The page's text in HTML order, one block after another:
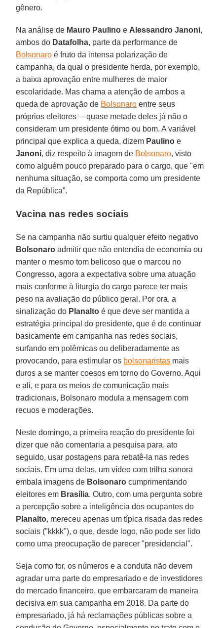
gênero.
Na análise de Mauro Paulino e Alessandro Janoni,
ambos do Datafolha, parte da performance de
Bolsonaro é fruto da intensa polarização de
campanha, da qual o presidente herda, por exemplo,
a baixa aprovação entre mulheres de maior
escolaridade. Mas chama a atenção de ambos a
queda de aprovação de Bolsonaro entre seus
próprios eleitores —quase metade deles já não o
consideram um presidente ótimo ou bom. A variável
principal que explica a queda, dizem Paulino e
Janoni, diz respeito à imagem de Bolsonaro, visto
como alguém pouco preparado para o cargo, que "em
nenhuma situação, se comporta como um presidente
da República”.
Vacina nas redes sociais
Se na campanha não surtiu qualquer efeito negativo
Bolsonaro admitir que não entendia de economia ou
manter o mesmo tom belicoso que o marcou no
Congresso, agora a expectativa sobre uma atuação
mais conforme à liturgia do cargo parece ter mais
peso na avaliação do público geral. Por ora, a
sinalização do Planalto é que deve ser mantida a
estratégia principal do presidente, que é de continuar
basicamente em campanha nas redes sociais,
surfando em polêmicas ou deliberadamente as
provocando, para estimular os bolsonaristas mais
duros a se manter coesos em torno do Governo. Aqui
e ali, e para os meios de comunicação mais
tradicionais, Bolsonaro modula a mensagem com
recuos e moderações.
Neste domingo, a primeira reação do presidente foi
dizer que não comentaria a pesquisa para, ato
seguido, usar postagens para rebatê-la nas redes
sociais. Em uma delas, um vídeo com trilha sonora
embala imagens de Bolsonaro cumprimentando
eleitores em Brasília. Outro, com uma pergunta sobre
a percepção sobre a inteligência dos ocupantes do
Planalto, mereceu apenas um típica risada das redes
sociais ("kkkk"), o que, desde logo, não pode ser lido
como uma preocupação de parecer "presidencial".
Seja como for, os números e a conduta não devem
agradar uma parte do empresariado e de investidores
do mercado financeiro, que embarcaram de maneira
decisiva em sua campanha em 2018. Da parte do
empresariado, já há reclamações públicas sobre a